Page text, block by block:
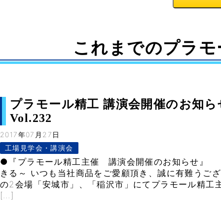
これまでのプラ
プラモール精工 講演会開催のお知
Vol.232
2017年07月27日
工場見学会・講演会
●『プラモール精工主催 講演会開催のお知らせ
きる～ いつも当社商品をご愛顧頂き、誠に有難うご
の2会場「安城市」、「稲沢市」にてプラモール精工
[…]